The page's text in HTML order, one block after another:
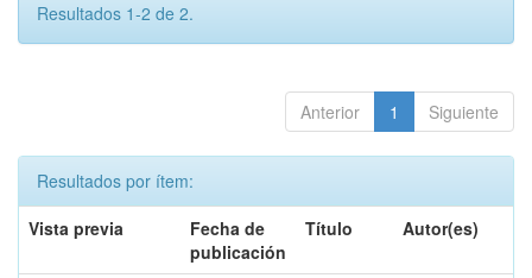
Resultados 1-2 de 2.
Anterior 1 Siguiente
Resultados por ítem:
Vista previa
Fecha de
publicación
Título Autor(es)